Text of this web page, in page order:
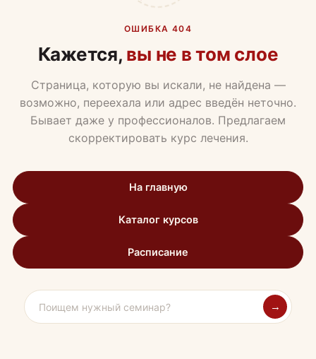
ОШИБКА 404
Кажется, вы не в том слое
Страница, которую вы искали, не найдена —
возможно, переехала или адрес введён неточно.
Бывает даже у профессионалов. Предлагаем
скорректировать курс лечения.
На главную
Каталог курсов
Расписание
→